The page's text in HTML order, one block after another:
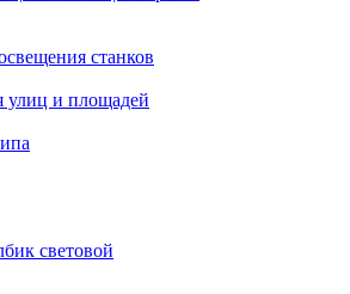
станков
улиц и площадей
световой